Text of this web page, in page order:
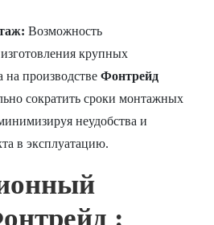
Возможность
крупных
на производствеФонтрейд
сократить сроки монтажных
неудобства и
в эксплуатацию.
: